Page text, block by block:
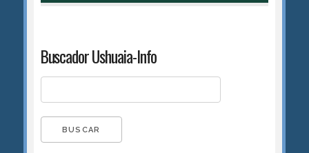
Buscador Ushuaia-Info